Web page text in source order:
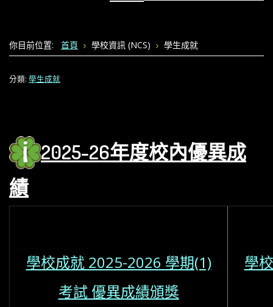
你目前位置: 首頁 學校資訊 (NCS) 學生成就
分類: 學生成就
2025-26年度校內優異成
績
學校成就 2025-2026 學期(1)
考試 優異成績頒獎
學